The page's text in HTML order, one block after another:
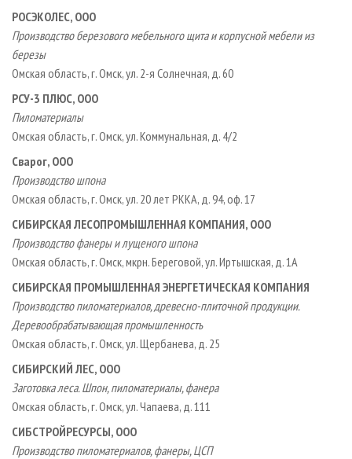
РОСЭКОЛЕС, ООО
Производство березового мебельного щита и корпусной мебели из
березы
Омская область, г. Омск, ул. 2-я Солнечная, д. 60
РСУ-3 ПЛЮС, ООО
Пиломатериалы
Омская область, г. Омск, ул. Коммунальная, д. 4/2
Сварог, ООО
Производство шпона
Омская область, г. Омск, ул. 20 лет РККА, д. 94, оф. 17
СИБИРСКАЯ ЛЕСОПРОМЫШЛЕННАЯ КОМПАНИЯ, ООО
Производство фанеры и лущеного шпона
Омская область, г. Омск, мкрн. Береговой, ул. Иртышская, д. 1А
СИБИРСКАЯ ПРОМЫШЛЕННАЯ ЭНЕРГЕТИЧЕСКАЯ КОМПАНИЯ
Производство пиломатериалов, древесно-плиточной продукции.
Деревообрабатывающая промышленность
Омская область, г. Омск, ул. Щербанева, д. 25
СИБИРСКИЙ ЛЕС, ООО
Заготовка леса. Шпон, пиломатериалы, фанера
Омская область, г. Омск, ул. Чапаева, д. 111
СИБСТРОЙРЕСУРСЫ, ООО
Производство пиломатериалов, фанеры, ЦСП